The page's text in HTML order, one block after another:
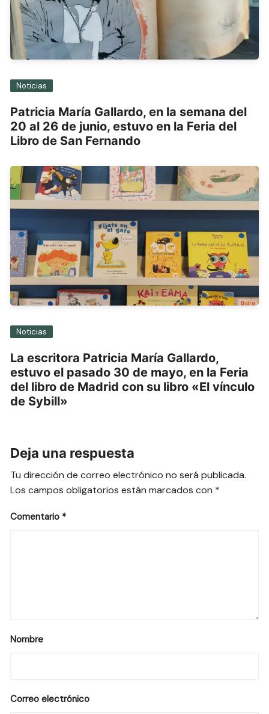
Noticias
Patricia María Gallardo, en la semana del
20 al 26 de junio, estuvo en la Feria del
Libro de San Fernando
Noticias
La escritora Patricia María Gallardo,
estuvo el pasado 30 de mayo, en la Feria
del libro de Madrid con su libro «El vínculo
de Sybill»
Deja una respuesta
Tu dirección de correo electrónico no será publicada.
Los campos obligatorios están marcados con *
Comentario *
Nombre
Correo electrónico